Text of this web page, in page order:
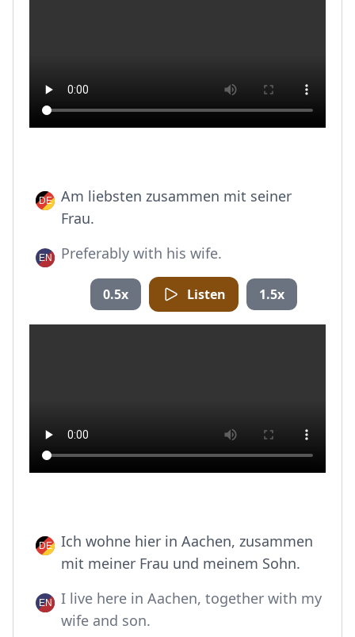
Am liebsten zusammen mit seiner
Frau.
Preferably with his wife.
0.5x Listen 1.5x
Ich wohne hier in Aachen, zusammen
mit meiner Frau und meinem Sohn.
I live here in Aachen, together with my
wife and son.